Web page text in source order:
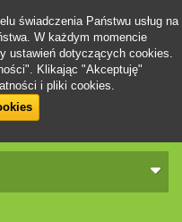
świadczenia Państwu usług na
W każdym momencie
ustawień dotyczących cookies.
Klikając "Akceptuję"
i pliki cookies.